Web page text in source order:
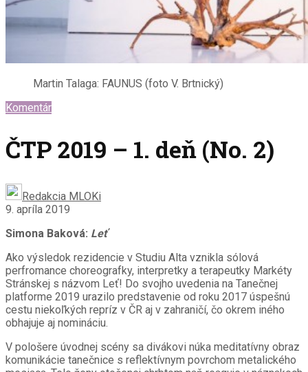
Martin Talaga: FAUNUS (foto V. Brtnický)
Komentár
ČTP 2019 – 1. deň (No. 2)
Redakcia MLOKi
9. apríla 2019
Simona Baková: Leť
Ako výsledok rezidencie v Studiu Alta vznikla sólová
perfromance choreografky, interpretky a terapeutky Markéty
Stránskej s názvom Leť! Do svojho uvedenia na Tanečnej
platforme 2019 urazilo predstavenie od roku 2017 úspešnú
cestu niekoľkých repríz v ČR aj v zahraničí, čo okrem iného
obhajuje aj nomináciu.
V pološere úvodnej scény sa divákovi núka meditatívny obraz
komunikácie tanečnice s reflektívnym povrchom metalického